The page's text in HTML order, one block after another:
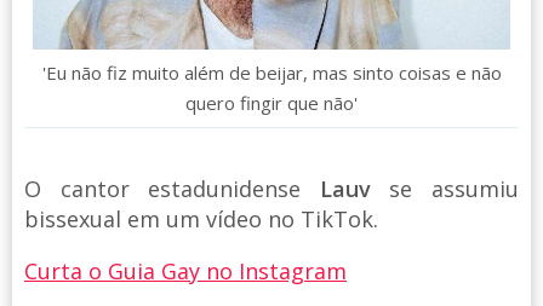
'Eu não fiz muito além de beijar, mas sinto coisas e não
quero fingir que não'
O cantor estadunidense Lauvse assumiu
bissexual em um vídeo no TikTok.
Curta o Guia Gay no Instagram